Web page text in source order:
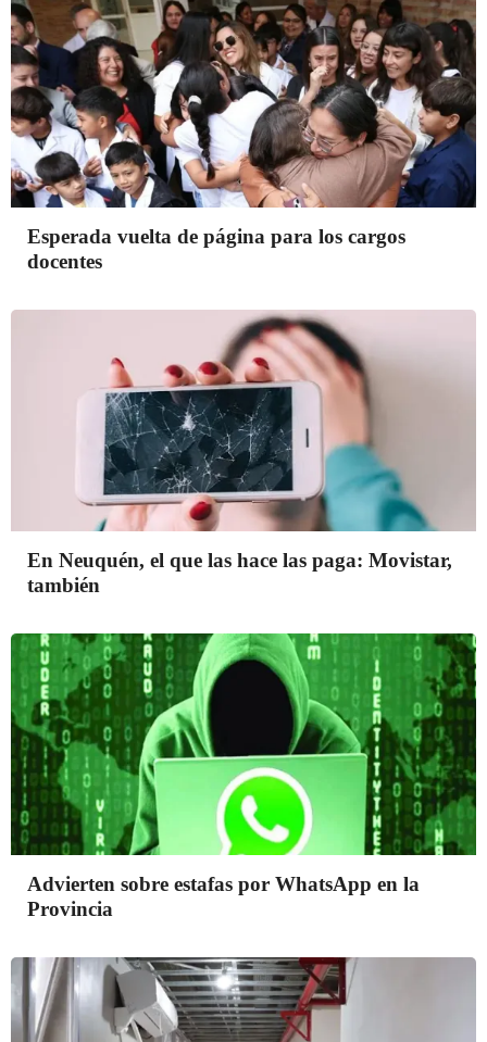
Esperada vuelta de página para los cargos
docentes
En Neuquén, el que las hace las paga: Movistar,
también
Advierten sobre estafas por WhatsApp en la
Provincia